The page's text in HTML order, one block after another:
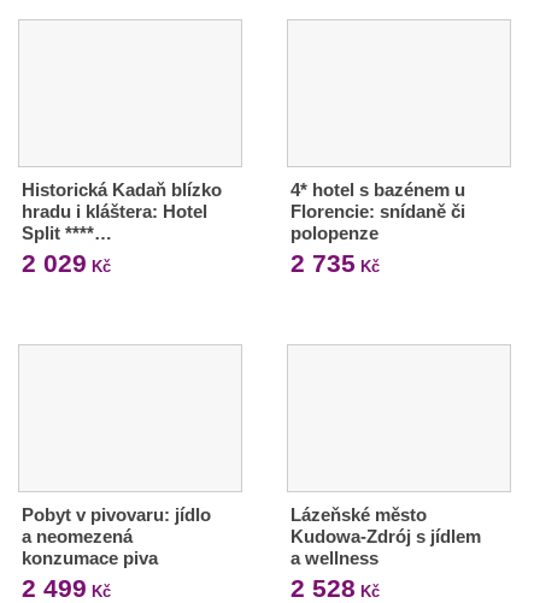
Historická Kadaň blízko
hradu i kláštera: Hotel
Split ****…
2 029 Kč
4* hotel s bazénem u
Florencie: snídaně či
polopenze
2 735 Kč
Pobyt v pivovaru: jídlo
a neomezená
konzumace piva
2 499 Kč
Lázeňské město
Kudowa-Zdrój s jídlem
a wellness
2 528 Kč